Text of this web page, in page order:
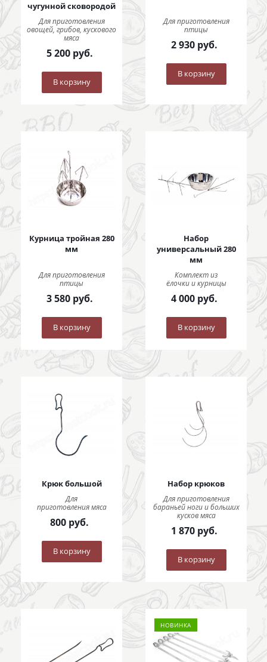
чугунной сковородой
Для приготовления
овощей, грибов, кускового
мяса
5 200руб.
В корзину
Для приготовления
птицы
2 930руб.
В корзину
Курница тройная 280
мм
Для приготовления
птицы
3 580руб.
В корзину
Набор
универсальный 280
мм
Комплект из
ёлочки и курницы
4 000руб.
В корзину
Крюк большой
Для
приготовления мяса
800 руб.
В корзину
Набор крюков
Для приготовления
бараньей ноги и больших
кусков мяса
1 870руб.
В корзину
НОВИНКА